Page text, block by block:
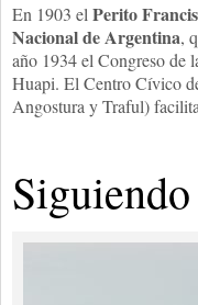
En 1903 el Perito
Nacional de Argentina,
año 1934 el Congreso de
Huapi. El Centro Cívico
Angostura y Traful)